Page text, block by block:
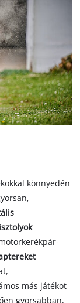
könnyedén
más játékot
gyorsabban,